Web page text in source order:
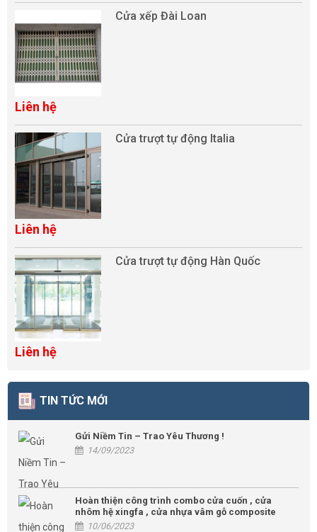
Cửa xếp Đài Loan
Liên hệ
Cửa trượt tự động Italia
Liên hệ
Cửa trượt tự động Hàn Quốc
Liên hệ
TIN TỨC MỚI
Gửi Niềm Tin – Trao Yêu Thương !
14/09/2023
Hoàn thiện công trình combo cửa cuốn , cửa
nhôm hệ xingfa , cửa nhựa vâm gỗ composite
10/06/2023